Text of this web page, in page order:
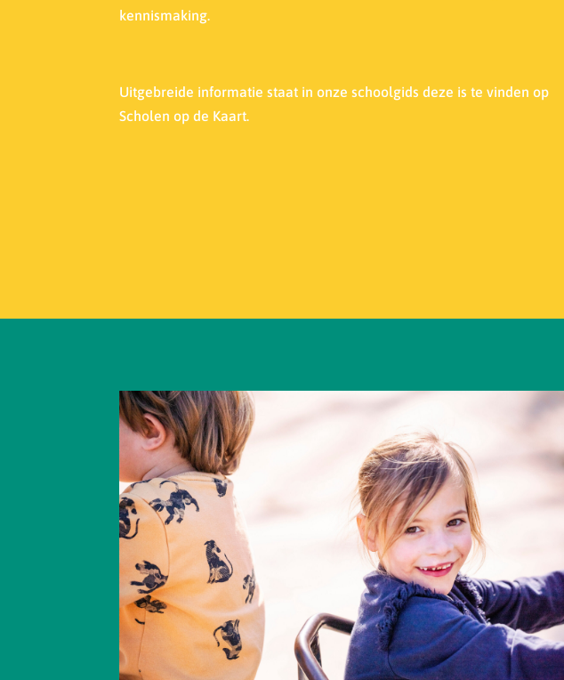
kennismaking.
Uitgebreide informatie staat in onze schoolgids deze is te vinden op
Scholen op de Kaart.